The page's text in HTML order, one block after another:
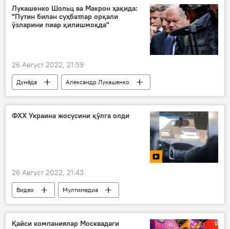
Россия
Лукашенко Шольц ва Макрон ҳақида:
"Путин билан суҳбатлар орқали
ўзларини пиар қилишмоқда"
26 Август 2022, 21:59
Дунёда
Александр Лукашенко
Беларусь
Владимир Путин
Олаф Шолц
Эммануэл Макрон
ФХХ Украина жосусини қўлга олди
26 Август 2022, 21:43
Видео Мултимедиа
Қайси компаниялар Москвадаги